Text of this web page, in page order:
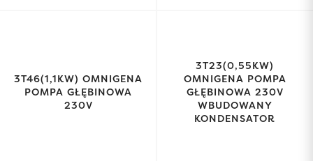
3T46(1,1KW) OMNIGENA
POMPA GŁĘBINOWA
230V
3T23(0,55KW)
OMNIGENA POMPA
GŁĘBINOWA 230V
WBUDOWANY
KONDENSATOR